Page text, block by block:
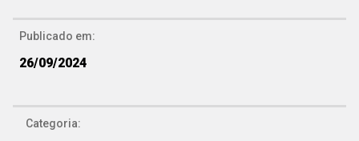
Publicado em:
26/09/2024
Categoria: